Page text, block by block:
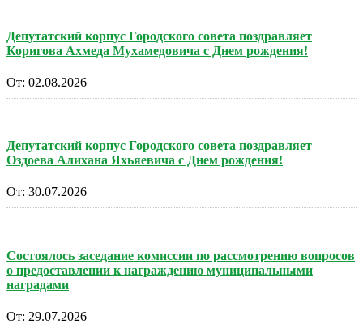
Депутатский корпус Городского совета поздравляет
Коригова Ахмеда Мухамедовича с Днем рождения!
От: 02.08.2026
Депутатский корпус Городского совета поздравляет
Оздоева Алихана Яхьяевича с Днем рождения!
От: 30.07.2026
Состоялось заседание комиссии по рассмотрению вопросов
о предоставлении к награждению муниципальными
наградами
От: 29.07.2026